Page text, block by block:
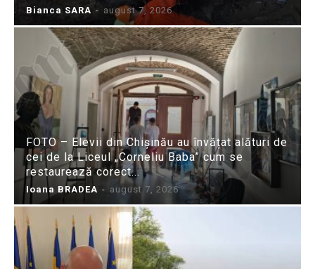
Bianca SARA - august 7, 2026
FOTO – Elevii din Chișinău au învățat alături de
cei de la Liceul „Corneliu Baba” cum se
restaurează corect...
Ioana BRADEA - august 7, 2026